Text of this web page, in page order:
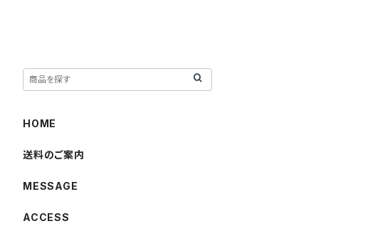
HOME
送料のご案内
MESSAGE
ACCESS